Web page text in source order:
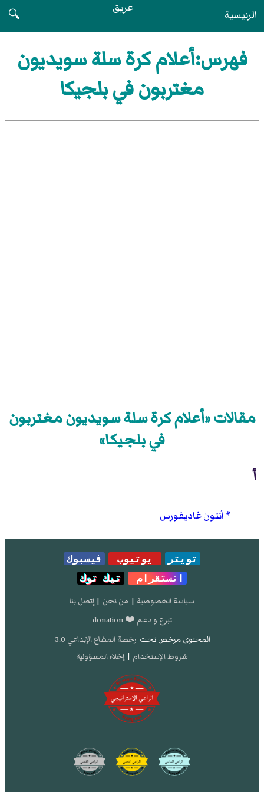
الرئيسية عريق
🔍
فهرس:أعلام كرة سلة سويديون
مغتربون في بلجيكا
مقالات «أعلام كرة سلة سويديون مغتربون
في بلجيكا»
أ
أنتون غاديفورس
تويتر يوتيوب
فيسبوك
انستقرام
تيك توك
سياسة الخصوصية | من نحن | إتصل بنا
تبرع و دعم ❤️ donation
المحتوى مرخص تحت رخصة المشاع الإبداعي 3.0
شروط الإستخدام | إخلاء المسؤولية